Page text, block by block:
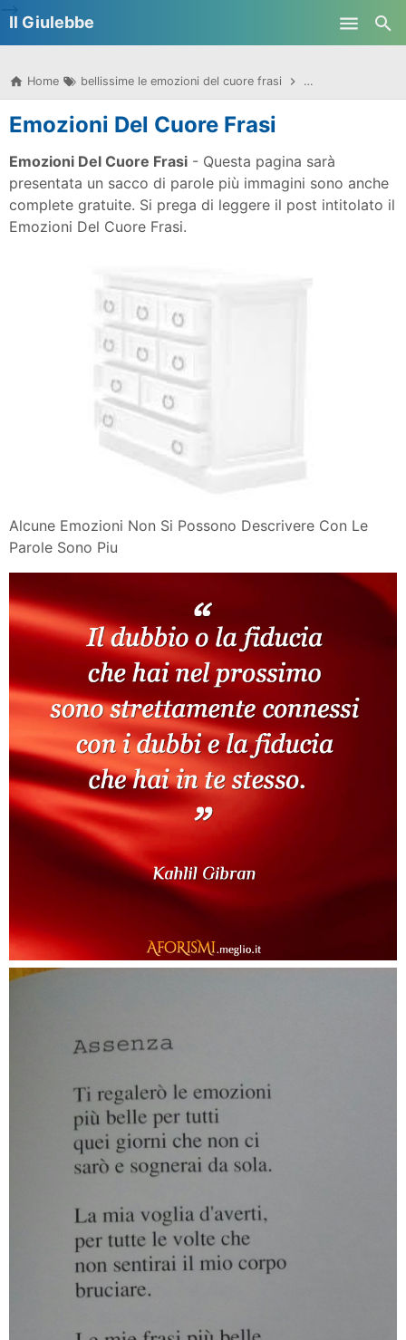
Il Giulebbe
Home bellissime le emozioni del cuore frasi buongiorno le
Emozioni Del Cuore Frasi
Emozioni Del Cuore Frasi - Questa pagina sarà
presentata un sacco di parole più immagini sono anche
complete gratuite. Si prega di leggere il post intitolato il
Emozioni Del Cuore Frasi.
Alcune Emozioni Non Si Possono Descrivere Con Le
Parole Sono Piu